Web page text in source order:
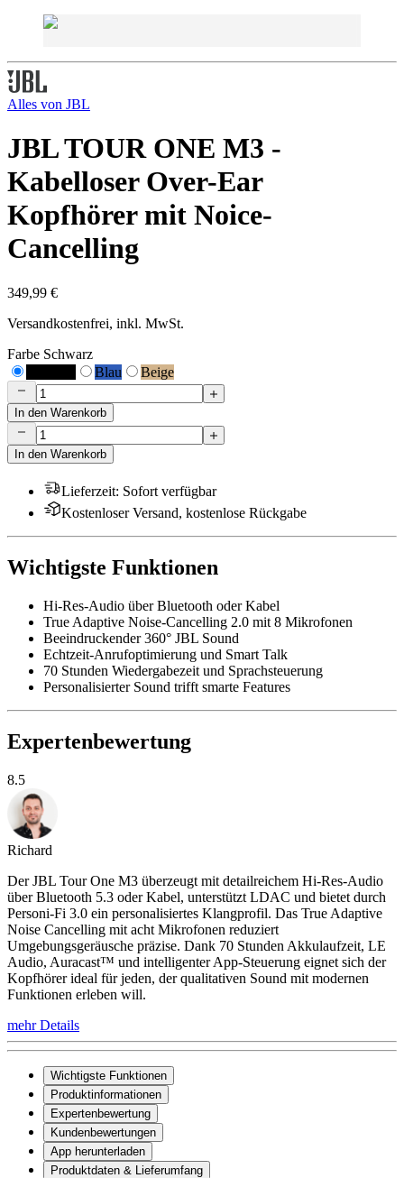
Alles von JBL
JBL TOUR ONE M3 -
Kabelloser Over-Ear
Kopfhörer mit Noice-
Cancelling
349,99 €
Versandkostenfrei, inkl. MwSt.
Farbe Schwarz
Blau Beige
In den Warenkorb
In den Warenkorb
Lieferzeit: Sofort verfügbar
Kostenloser Versand, kostenlose Rückgabe
Wichtigste Funktionen
Hi-Res-Audio über Bluetooth oder Kabel
True Adaptive Noise-Cancelling 2.0 mit 8 Mikrofonen
Beeindruckender 360° JBL Sound
Echtzeit-Anrufoptimierung und Smart Talk
70 Stunden Wiedergabezeit und Sprachsteuerung
Personalisierter Sound trifft smarte Features
Expertenbewertung
8.5
Richard
Der JBL Tour One M3 überzeugt mit detailreichem Hi-Res-Audio
über Bluetooth 5.3 oder Kabel, unterstützt LDAC und bietet durch
Personi-Fi 3.0 ein personalisiertes Klangprofil. Das True Adaptive
Noise Cancelling mit acht Mikrofonen reduziert
Umgebungsgeräusche präzise. Dank 70 Stunden Akkulaufzeit, LE
Audio, Auracast™ und intelligenter App-Steuerung eignet sich der
Kopfhörer ideal für jeden, der qualitativen Sound mit modernen
Funktionen erleben will.
mehr Details
Wichtigste Funktionen
Produktinformationen
Expertenbewertung
Kundenbewertungen
App herunterladen
Produktdaten & Lieferumfang